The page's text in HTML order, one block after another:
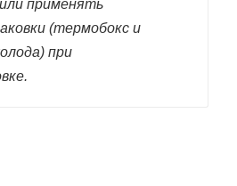
применять
(термобокс и
при